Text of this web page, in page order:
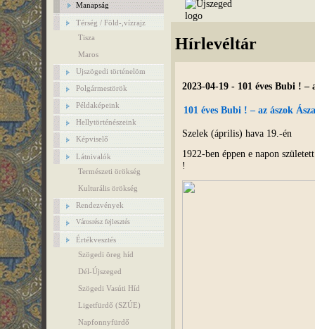
Manapság
Térség / Föld-,vízrajz
Tisza
Maros
Ujszögedi történelöm
Polgármestörök
Példaképeink
Hellytörténészeink
Képviselő
Látnivalók
Természeti örökség
Kulturális örökség
Rendezvények
Városrész fejlesztés
Értékvesztés
Szögedi öreg híd
Dél-Újszeged
Szögedi Vasúti Híd
Ligetfürdő (SZÚE)
Napfonnyfürdő
Hírlevéltár
2023-04-19 - 101 éves Bubi ! –
101 éves Bubi ! – az ászok
Szelek (április) hava 19.-én
1922-ben éppen e napon
!